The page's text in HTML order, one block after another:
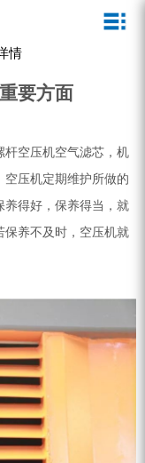
资质荣誉
宣传视频
小型一体式露天钻机
全液压顶锤钻机
水井钻车系列
水井钻机系列
分体式露天钻机
专用螺杆空压机
营销网络
情
要方面
空压机空气滤芯，机
压机定期维护所做的
养得好，保养得当，就
保养不及时，空压机就